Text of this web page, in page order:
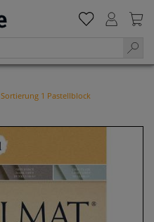
1 Pastellblock